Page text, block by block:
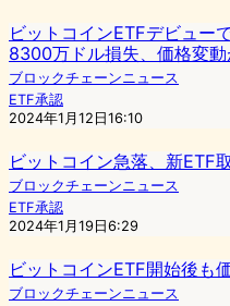
ビットコインETFデビュー
8300万ドル損失、価格変
ブロックチェーンニュース
ETF承認
2024年1月12日16:10
ビットコイン急落、新ETF
ブロックチェーンニュース
ETF承認
2024年1月19日6:29
ビットコインETF開始後も
ブロックチェーンニュース